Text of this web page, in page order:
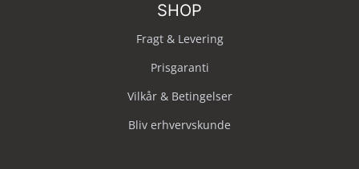
SHOP
Fragt & Levering
Prisgaranti
Vilkår & Betingelser
Bliv erhvervskunde